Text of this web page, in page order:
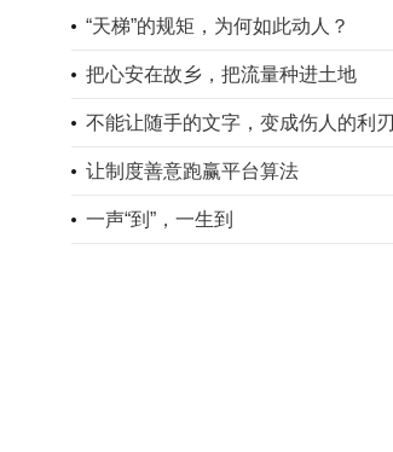
“天梯”的规矩，为何如此动人？
把心安在故乡，把流量种进土地
不能让随手的文字，变成伤人的利刃
让制度善意跑赢平台算法
一声“到”，一生到